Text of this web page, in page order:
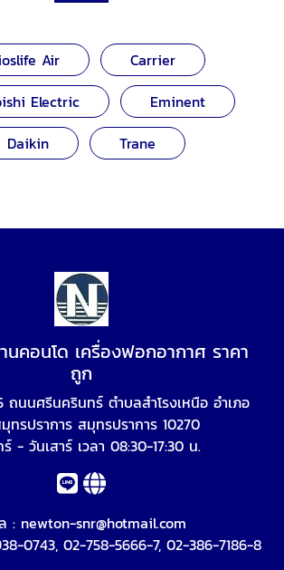
Air
Carrier
Electric
Eminent
Daikin
Trane
คอนโด เครื่องฟอกอากาศ ราคา
ถูก
ถนนศรีนครินทร์ ตำบลสำโรงเหนือ อำเภอ
ทรปราการ สมุทรปราการ 10270
- วันเสาร์ เวลา 08:30-17:30 น.
: newton-snr@hotmail.com
0743, 02-758-5666-7, 02-386-7186-8